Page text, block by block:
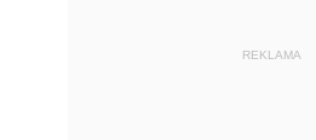
REKLAMA